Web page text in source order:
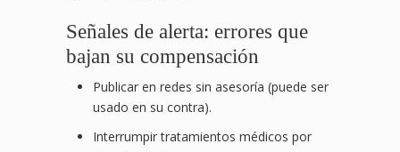
Señales de alerta: errores que
bajan su compensación
Publicar en redes sin asesoría (puede ser
usado en su contra).
Interrumpir tratamientos médicos por